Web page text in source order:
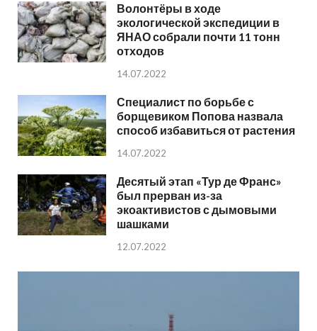
Волонтёры в ходе
экологической экспедиции в
ЯНАО собрали почти 11 тонн
отходов
14.07.2022
Специалист по борьбе с
борщевиком Попова назвала
способ избавиться от растения
14.07.2022
Десятый этап «Тур де Франс»
был прерван из-за
экоактивистов с дымовыми
шашками
12.07.2022